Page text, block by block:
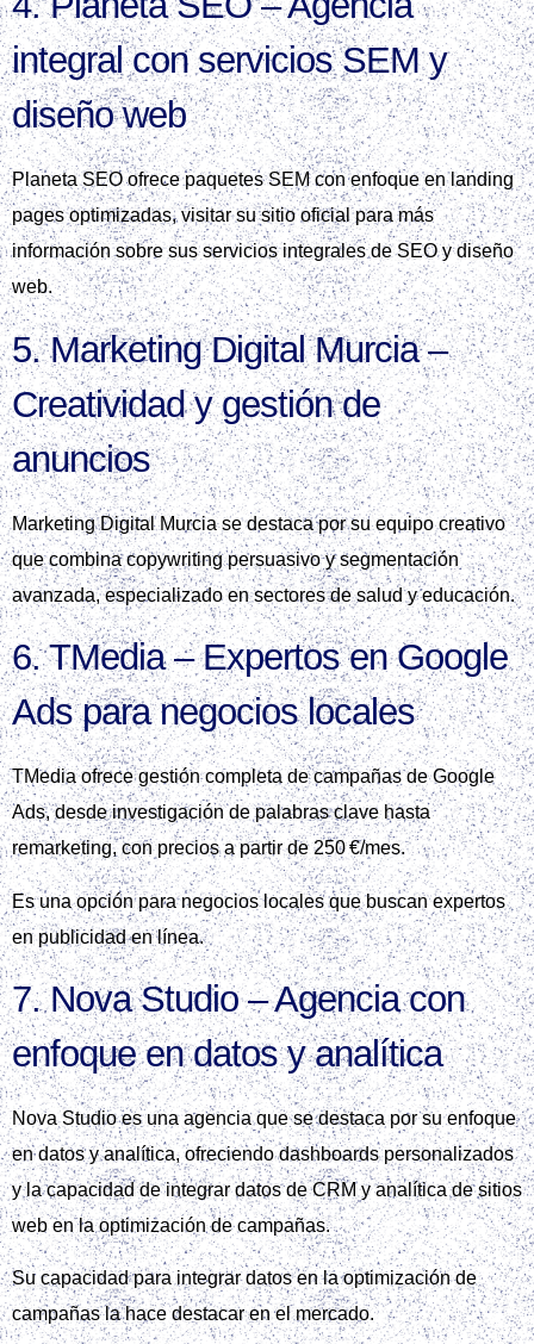
integral con servicios SEM y
diseño web
Planeta SEO ofrece paquetes SEM con enfoque en landing
pages optimizadas, visitar su sitio oficial para más
información sobre sus servicios integrales de SEO y diseño
web.
5. Marketing Digital Murcia –
Creatividad y gestión de
anuncios
Marketing Digital Murcia se destaca por su equipo creativo
que combina copywriting persuasivo y segmentación
avanzada, especializado en sectores de salud y educación.
6. TMedia – Expertos en Google
Ads para negocios locales
TMedia ofrece gestión completa de campañas de Google
Ads, desde investigación de palabras clave hasta
remarketing, con precios a partir de 250 €/mes.
Es una opción para negocios locales que buscan expertos
en publicidad en línea.
7. Nova Studio – Agencia con
enfoque en datos y analítica
Nova Studio es una agencia que se destaca por su enfoque
en datos y analítica, ofreciendo dashboards personalizados
y la capacidad de integrar datos de CRM y analítica de sitios
web en la optimización de campañas.
Su capacidad para integrar datos en la optimización de
campañas la hace destacar en el mercado.